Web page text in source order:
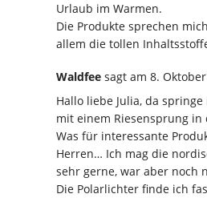
Urlaub im Warmen.
Die Produkte sprechen
allem die tollen
Waldfee sagt am 8.
Hallo liebe Julia, da
mit einem Riesensprung in
Was für interessante
Herren… Ich mag die
sehr gerne, war aber noch
Die Polarlichter finde ich